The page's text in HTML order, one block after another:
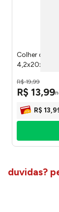
Colher de
R$ 19,99
R$ 13,99
R$ 13,
duvidas?